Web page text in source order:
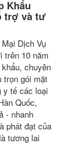
Khẩu
trợ và tư
Dịch Vụ
trên 10 năm
chuyên
trọn gói mặt
y tế các loại
Quốc,
- nhanh
phát đạt của
tương lai